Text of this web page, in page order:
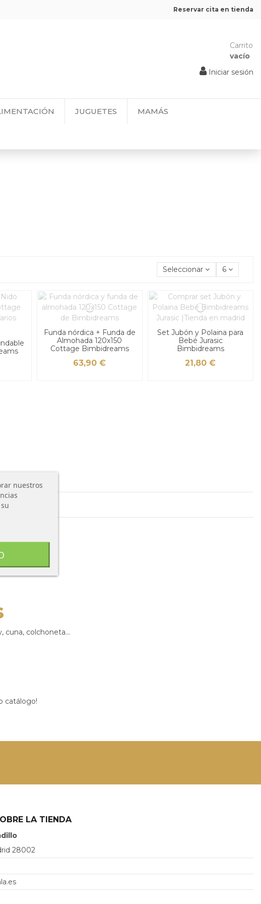
Reservar cita en tienda
Carrito
vacío
Iniciar sesión
JUGUETES MAMÁS
Seleccionar 6
Funda nórdica + Funda de
Almohada 120x150
Cottage Bimbidreams
63,90 €
Set Jubón y Polaina para
Bebé Jurasic
Bimbidreams
21,80 €
cuna, colchoneta...
catálogo!
LA TIENDA
28002
nuestros